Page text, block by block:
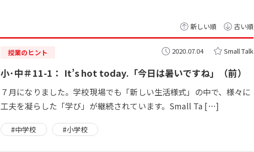
新しい順 古い順
授業のヒント Small Talk
2020.07.04
小･中＃11-1： It’s hot today.「今日は暑いですね」（前）
７月になりました。学校現場でも「新しい生活様式」の中で、様々に
工夫を凝らした「学び」が継続されています。Small Ta […]
#中学校 #小学校